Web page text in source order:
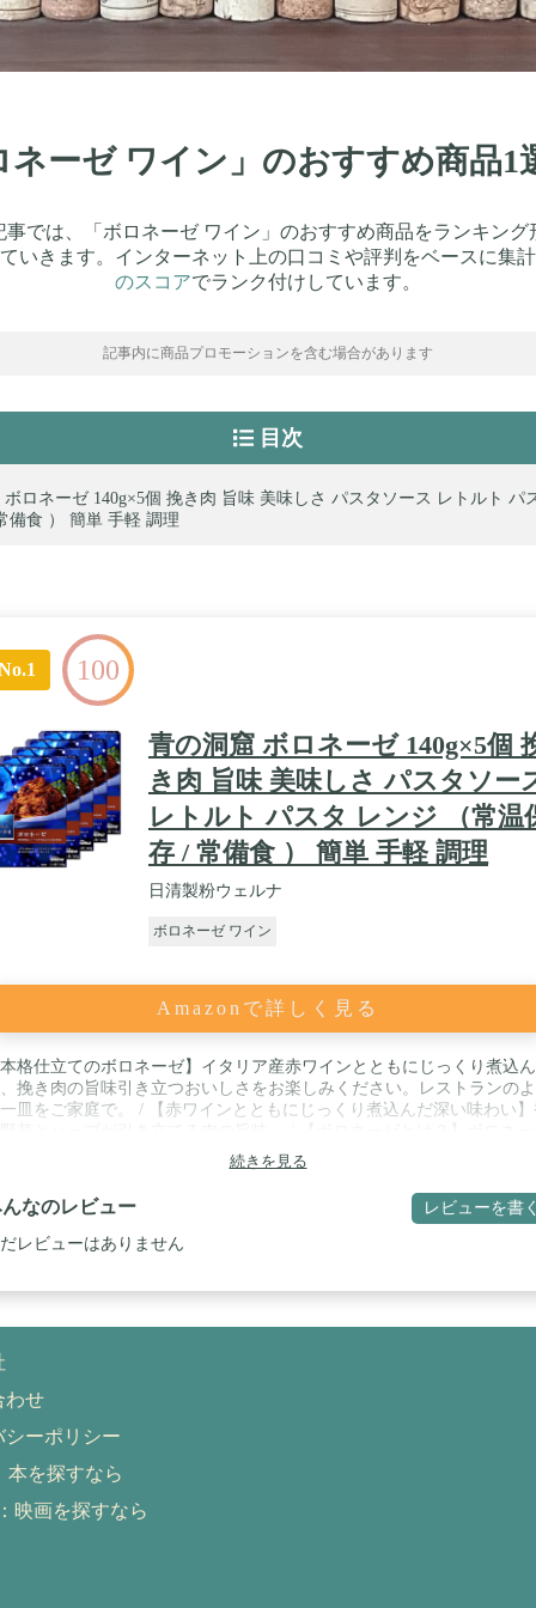
ネーゼ ワイン」のおすすめ商品
事では、「ボロネーゼ ワイン」のおすすめ商品をランキング
いきます。インターネット上の口コミや評判をベースに集
のスコアでランク付けしています。
記事内に商品プロモーションを含む場合があります
目次
ボロネーゼ 140g×5個 挽き肉 旨味 美味しさ パスタソース レトルト パ
備食 ） 簡単 手軽 調理
100
青の洞窟 ボロネーゼ 140g×5個
き肉 旨味 美味しさ パスタソー
レトルト パスタ レンジ （常温
存 / 常備食 ） 簡単 手軽 調理
日清製粉ウェルナ
ボロネーゼ ワイン
Amazonで詳しく見る
格仕立てのボロネーゼ】イタリア産赤ワインとともにじっくり煮込ん
挽き肉の旨味引き立つおいしさをお楽しみください。レストランのよ
皿をご家庭で。 / 【赤ワインとともにじっくり煮込んだ深い味わい】
タリア語で「ボローニャの」という意味。エミリア・ロマーニャ州を
るパスタメニューです。 / 【温めるだけの簡単調理】レンジ耐熱容器
替えて電子レンジで手軽に。忙しい日にも本格的な味わいを楽しめ
な個食サイズ。 / 【いつもの食卓に、少しの贅沢と特別感を】パスタ
るだけで、ご褒美のようなひと皿に。ランチにもディナーにも活躍す
続きを見る
なのレビュー レビューを書く
レビューはありません
わせ
シーポリシー
本を探すなら
映画を探すなら